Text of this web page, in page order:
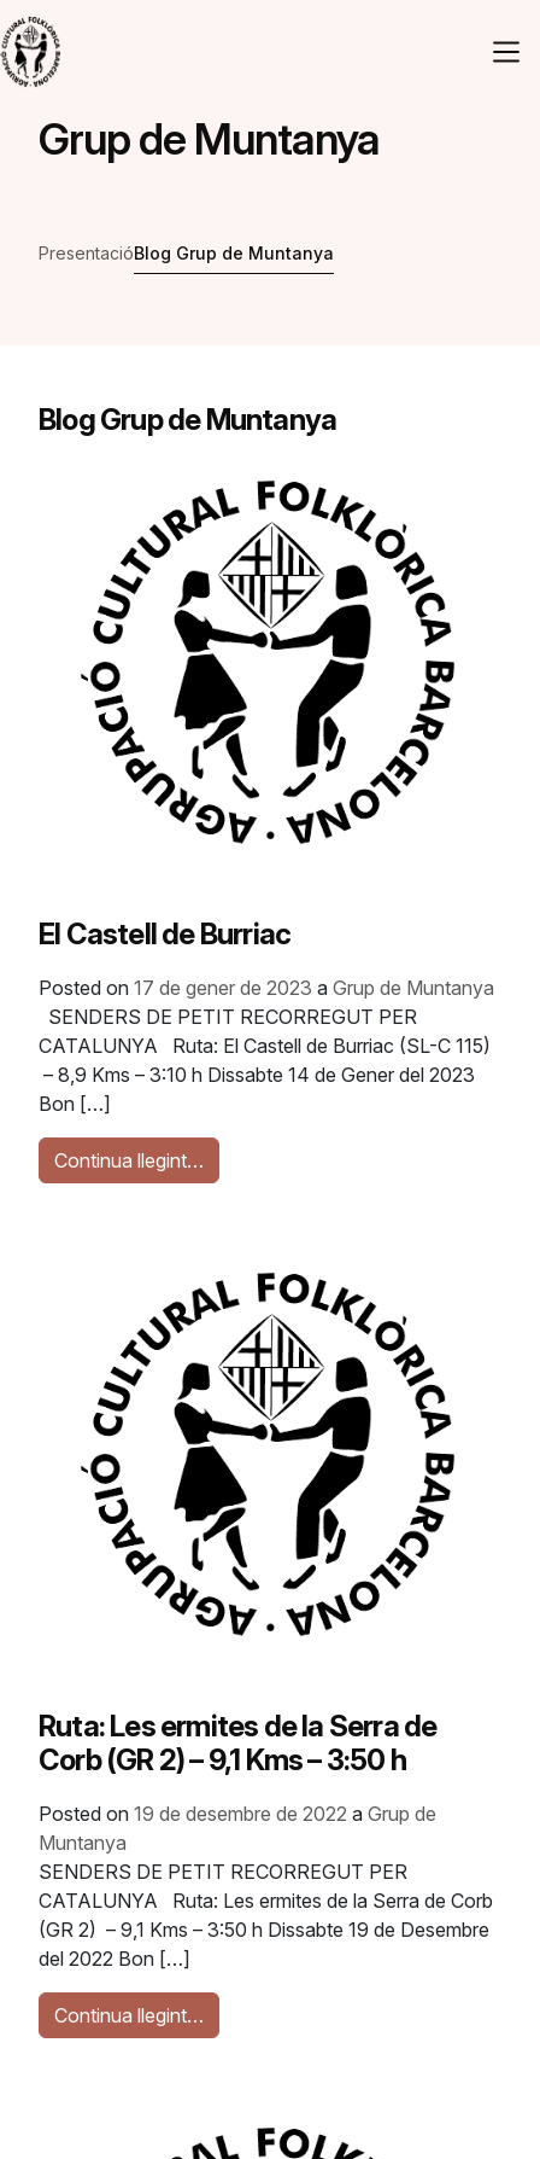
Vés al contingut
Grup de Muntanya
PresentacióBlog Grup de Muntanya
Blog Grup de Muntanya
El Castell de Burriac
Posted on 17 de gener de 2023 a Grup de Muntanya
SENDERS DE PETIT RECORREGUT PER
CATALUNYA Ruta: El Castell de Burriac (SL-C 115)
– 8,9 Kms – 3:10 h Dissabte 14 de Gener del 2023
Bon […]
Continua llegint…
Ruta: Les ermites de la Serra de
Corb (GR 2) – 9,1 Kms – 3:50 h
Posted on 19 de desembre de 2022 a Grup de
Muntanya
SENDERS DE PETIT RECORREGUT PER
CATALUNYA Ruta: Les ermites de la Serra de Corb
(GR 2) – 9,1 Kms – 3:50 h Dissabte 19 de Desembre
del 2022 Bon […]
Continua llegint…